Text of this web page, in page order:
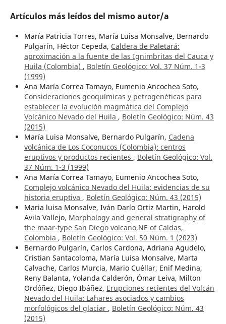
Artículos más leídos del mismo autor/a
María Patricia Torres, María Luisa Monsalve, Bernardo
Pulgarín, Héctor Cepeda, Caldera de Paletará:
aproximación a la fuente de las Ignimbritas del Cauca y
Huila (Colombia) , Boletín Geológico: Vol. 37 Núm. 1-3
(1999)
Ana María Correa Tamayo, Eumenio Ancochea Soto,
Consideraciones geoquímicas y petrogenéticas para
establecer la evolución magmática del Complejo
Volcánico Nevado del Huila , Boletín Geológico: Núm. 43
(2015)
María Luisa Monsalve, Bernardo Pulgarín, Cadena
volcánica de Los Coconucos (Colombia): centros
eruptivos y productos recientes , Boletín Geológico: Vol.
37 Núm. 1-3 (1999)
Ana María Correa Tamayo, Eumenio Ancochea Soto,
Complejo volcánico Nevado del Huila: evidencias de su
historia eruptiva , Boletín Geológico: Núm. 43 (2015)
Maria luisa Monsalve, Iván Darío Ortiz Martin, Harold
Avila Vallejo, Morphology and general stratigraphy of
the maar-type San Diego volcano,NE of Caldas,
Colombia , Boletín Geológico: Vol. 50 Núm. 1 (2023)
Bernardo Pulgarín, Carlos Cardona, Adriana Agudelo,
Cristian Santacoloma, María Luisa Monsalve, Marta
Calvache, Carlos Murcia, Mario Cuéllar, Enif Medina,
Reny Balanta, Yolanda Calderón, Ómar Leiva, Milton
Ordóñez, Diego Ibáñez, Erupciones recientes del Volcán
Nevado del Huila: Lahares asociados y cambios
morfológicos del glaciar , Boletín Geológico: Núm. 43
(2015)